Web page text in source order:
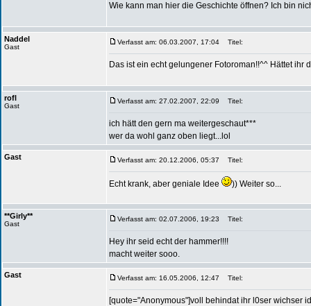
Wie kann man hier die Geschichte öffnen? Ich bin
Naddel
Gast
Verfasst am: 06.03.2007, 17:04 Titel:
Das ist ein echt gelungener Fotoroman!!^^ Hättet
rofl
Gast
Verfasst am: 27.02.2007, 22:09 Titel:
ich hätt den gern ma weitergeschaut***
wer da wohl ganz oben liegt...lol
Gast Verfasst am: 20.12.2006, 05:37 Titel:
Echt krank, aber geniale Idee )) Weiter so...
**Girly**
Gast
Verfasst am: 02.07.2006, 19:23 Titel:
Hey ihr seid echt der hammer!!!!
macht weiter sooo.
Gast Verfasst am: 16.05.2006, 12:47 Titel:
[quote="Anonymous"]voll behindat ihr l0ser wichser